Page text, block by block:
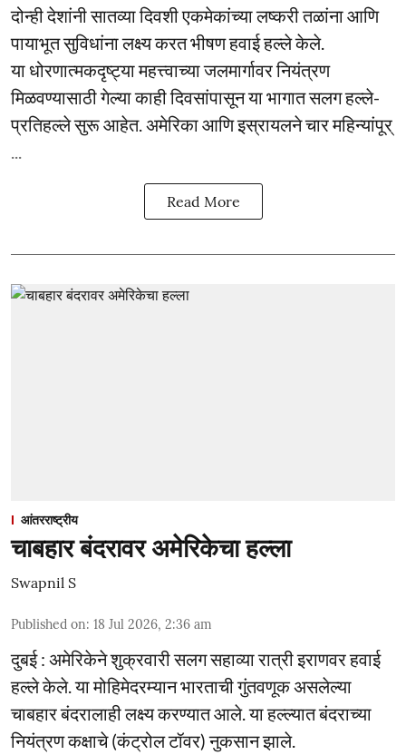
दोन्ही देशांनी सातव्या दिवशी एकमेकांच्या लष्करी तळांना आणि
पायाभूत सुविधांना लक्ष्य करत भीषण हवाई हल्ले केले.
या धोरणात्मकदृष्ट्या महत्त्वाच्या जलमार्गावर नियंत्रण
मिळवण्यासाठी गेल्या काही दिवसांपासून या भागात सलग हल्ले-
प्रतिहल्ले सुरू आहेत. अमेरिका आणि इस्रायलने चार महिन्यांपूर्
...
Read More
आंतरराष्ट्रीय
चाबहार बंदरावर अमेरिकेचा हल्ला
Swapnil S
Published on: 18 Jul 2026, 2:36 am
दुबई : अमेरिकेने शुक्रवारी सलग सहाव्या रात्री इराणवर हवाई
हल्ले केले. या मोहिमेदरम्यान भारताची गुंतवणूक असलेल्या
चाबहार बंदरालाही लक्ष्य करण्यात आले. या हल्ल्यात बंदराच्या
नियंत्रण कक्षाचे (कंट्रोल टॉवर) नुकसान झाले.